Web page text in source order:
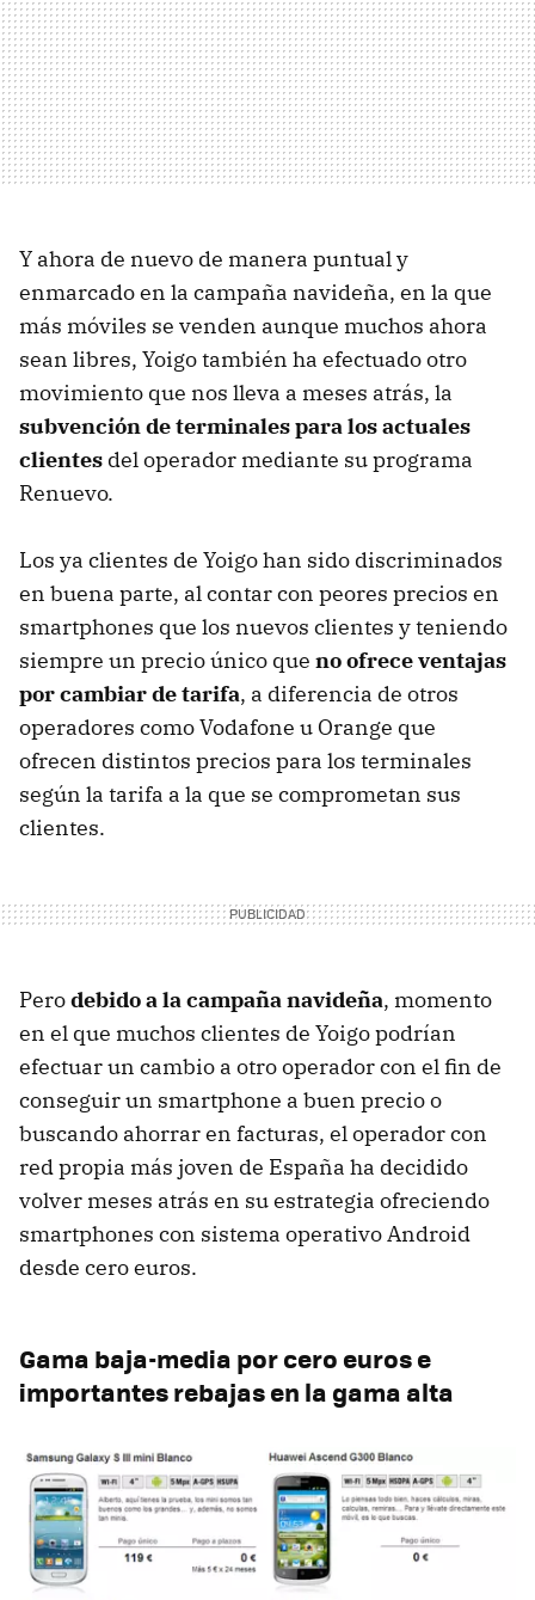
Y ahora de nuevo de manera puntual y
enmarcado en la campaña navideña, en la que
más móviles se venden aunque muchos ahora
sean libres, Yoigo también ha efectuado otro
movimiento que nos lleva a meses atrás, la
subvención de terminales para los actuales
clientes del operador mediante su programa
Renuevo.
Los ya clientes de Yoigo han sido discriminados
en buena parte, al contar con peores precios en
smartphones que los nuevos clientes y teniendo
siempre un precio único que no ofrece ventajas
por cambiar de tarifa, a diferencia de otros
operadores como Vodafone u Orange que
ofrecen distintos precios para los terminales
según la tarifa a la que se comprometan sus
clientes.
Perodebido a la campaña navideña, momento
en el que muchos clientes de Yoigo podrían
efectuar un cambio a otro operador con el fin de
conseguir un smartphone a buen precio o
buscando ahorrar en facturas, el operador con
red propia más joven de España ha decidido
volver meses atrás en su estrategia ofreciendo
smartphones con sistema operativo Android
desde cero euros.
Gama baja-media por cero euros e
importantes rebajas en la gama alta